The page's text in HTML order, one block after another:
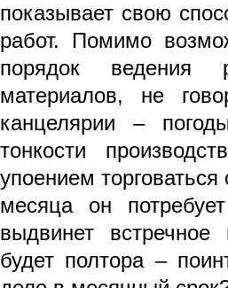
показывает свою
работ. Помимо
порядок ведения
материалов, не
канцелярии –
тонкости
упоением
месяца он
выдвинет
будет полтора –